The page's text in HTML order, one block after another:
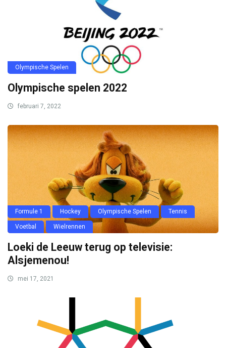
Olympische Spelen
Olympische spelen 2022
februari 7, 2022
Formule 1 Hockey Olympische Spelen Tennis
Voetbal Wielrennen
Loeki de Leeuw terug op televisie:
Alsjemenou!
mei 17, 2021